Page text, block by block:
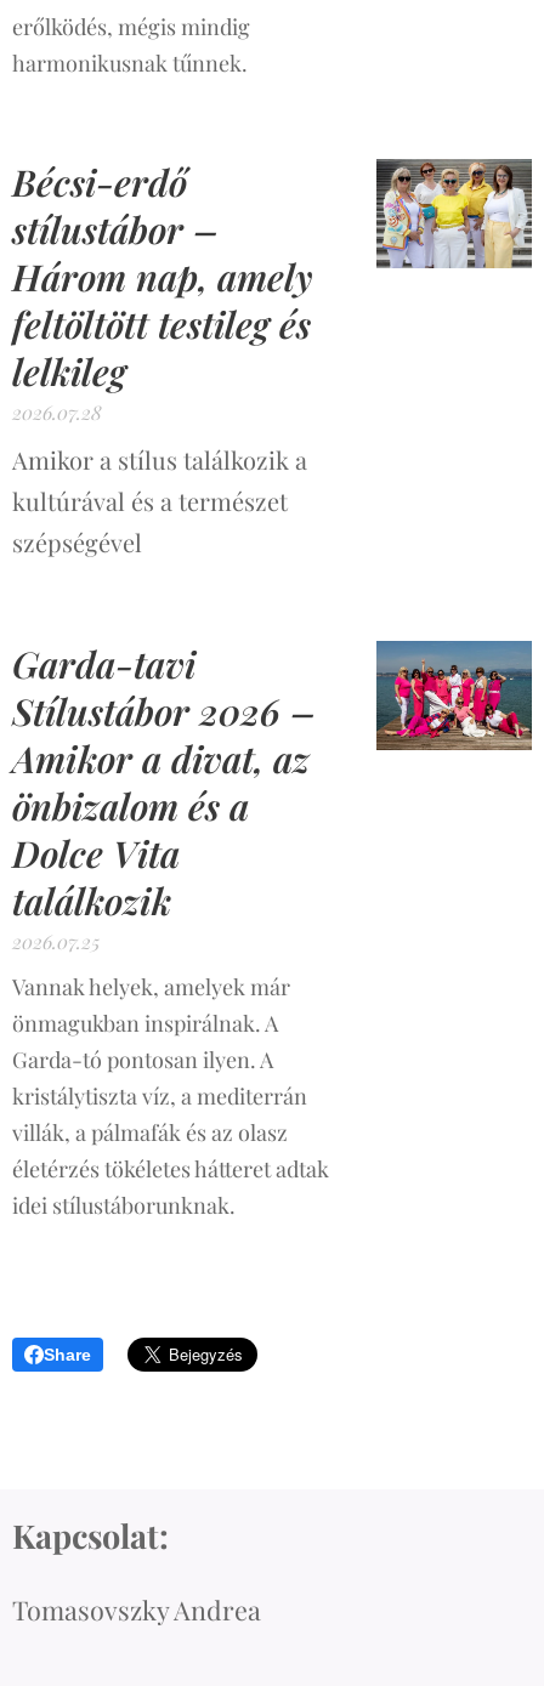
erőlködés, mégis mindig
harmonikusnak tűnnek.
Bécsi-erdő
stílustábor –
Három nap, amely
feltöltött testileg és
lelkileg
2026.07.28
Amikor a stílus találkozik a
kultúrával és a természet
szépségével
Garda-tavi
Stílustábor 2026 –
Amikor a divat, az
önbizalom és a
Dolce Vita
találkozik
2026.07.25
Vannak helyek, amelyek már
önmagukban inspirálnak. A
Garda-tó pontosan ilyen. A
kristálytiszta víz, a mediterrán
villák, a pálmafák és az olasz
életérzés tökéletes hátteret adtak
idei stílustáborunknak.
Share
Kapcsolat:
Tomasovszky Andrea